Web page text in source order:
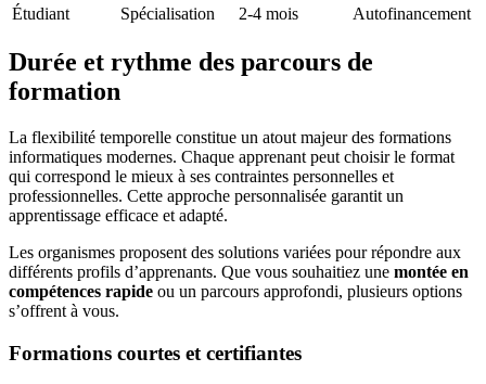
Étudiant
Spécialisation 2-4 mois Autofinancement
Durée et rythme des parcours de
formation
La flexibilité temporelle constitue un atout majeur des formations
informatiques modernes. Chaque apprenant peut choisir le format
qui correspond le mieux à ses contraintes personnelles et
professionnelles. Cette approche personnalisée garantit un
apprentissage efficace et adapté.
Les organismes proposent des solutions variées pour répondre aux
différents profils d’apprenants. Que vous souhaitiez une montée en
compétences rapide ou un parcours approfondi, plusieurs options
s’offrent à vous.
Formations courtes et certifiantes